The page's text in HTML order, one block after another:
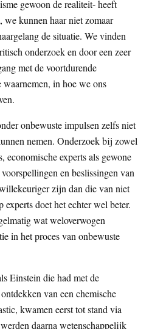
gewoon de realiteit- heeft
we kunnen haar niet zomaar
de situatie. We vinden
onderzoek en door een zeer
met de voortdurende
in hoe we ons
onbewuste impulsen zelfs niet
nemen. Onderzoek bij zowel
economische experts als gewone
en beslissingen van
willekeuriger zijn dan die van niet
experts doet het echter wel beter.
wat weloverwogen
in het proces van onbewuste
Einstein die had met de
van een chemische
kwamen eerst tot stand via
daarna wetenschappelijk